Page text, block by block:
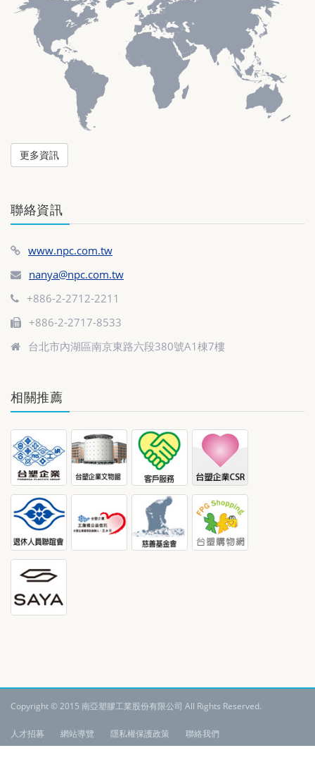
更多資訊
聯絡資訊
www.npc.com.tw
nanya@npc.com.tw
+886-2-2712-2211
+886-2-2717-8533
台北市內湖區南京東路六段380號A1棟7樓
相關推薦
Copyright © 2015 南亞塑膠工業股份有限公司 All Rights Reserved.
人才招募 網站導覽 隱私權保護政策
聯絡我們